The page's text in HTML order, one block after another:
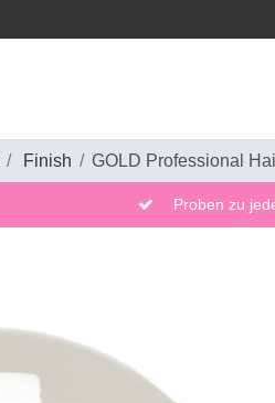
Finish GOLD Professional
Proben zu